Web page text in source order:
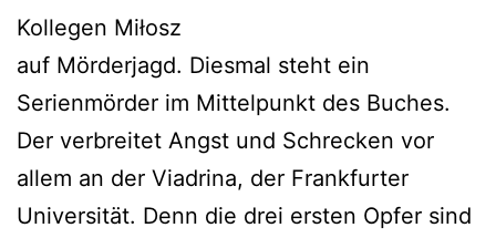
Kollegen Miłosz
auf Mörderjagd. Diesmal steht ein
Serienmörder im Mittelpunkt des Buches.
Der verbreitet Angst und Schrecken vor
allem an der Viadrina, der Frankfurter
Universität. Denn die drei ersten Opfer sind